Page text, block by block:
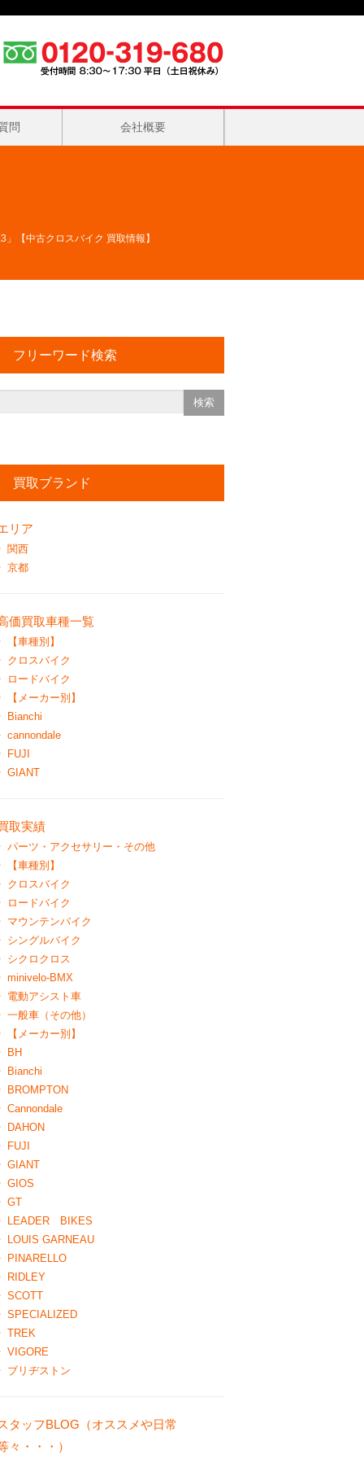
問 会社概要
【中古クロスバイク 買取情報】
フリーワード検索
買取ブランド
リア
関西
京都
価買取車種一覧
【車種別】
クロスバイク
ロードバイク
【メーカー別】
Bianchi
cannondale
FUJI
GIANT
取実績
パーツ・アクセサリー・その他
【車種別】
クロスバイク
ロードバイク
マウンテンバイク
シングルバイク
シクロクロス
minivelo-BMX
電動アシスト車
一般車（その他）
【メーカー別】
BH
Bianchi
BROMPTON
Cannondale
DAHON
FUJI
GIANT
GIOS
GT
LEADER BIKES
LOUIS GARNEAU
PINARELLO
RIDLEY
SCOTT
SPECIALIZED
TREK
VIGORE
ブリヂストン
タッフBLOG（オススメや日常
々・・・）